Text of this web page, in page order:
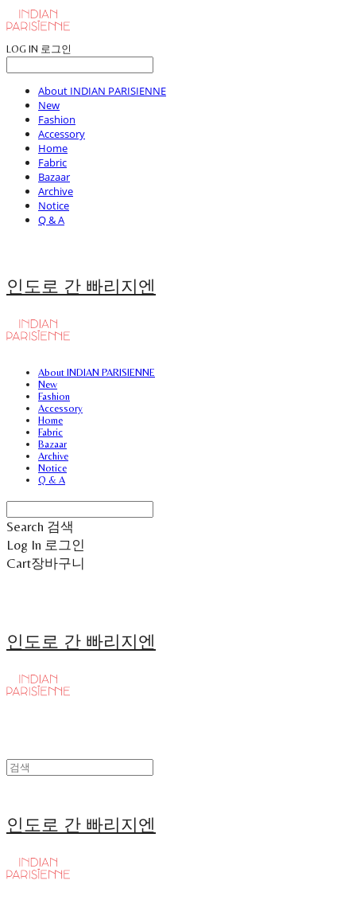
LOG IN 로그인
About INDIAN PARISIENNE
New
Fashion
Accessory
Home
Fabric
Bazaar
Archive
Notice
Q & A
인도로 간 빠리지엔
About INDIAN PARISIENNE
New
Fashion
Accessory
Home
Fabric
Bazaar
Archive
Notice
Q & A
Search 검색
Log In 로그인
Cart장바구니
인도로 간 빠리지엔
인도로 간 빠리지엔